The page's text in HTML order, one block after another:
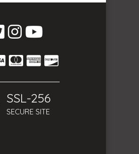
SSL-256
SECURE SITE